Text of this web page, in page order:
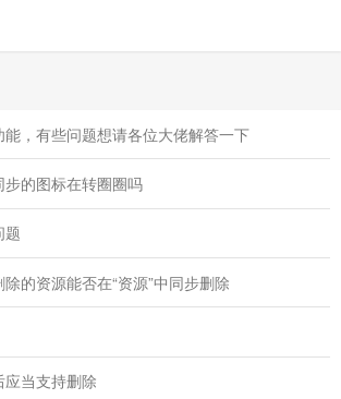
能，有些问题想请各位大佬解答一下
的图标在转圈圈吗
题
的资源能否在“资源”中同步删除
当支持删除